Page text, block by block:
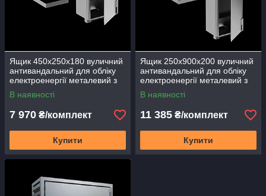
Ящик 450х250х180 вуличний
антивандальний для обліку
електроенергії металевий з
дверцятами ЯВО-1
В наявності
7 970 ₴/комплект
Купити
Ящик 250х900х200 вуличний
антивандальний для обліку
електроенергії металевий з
дверцятами ЯВО-2
В наявності
11 385 ₴/комплект
Купити